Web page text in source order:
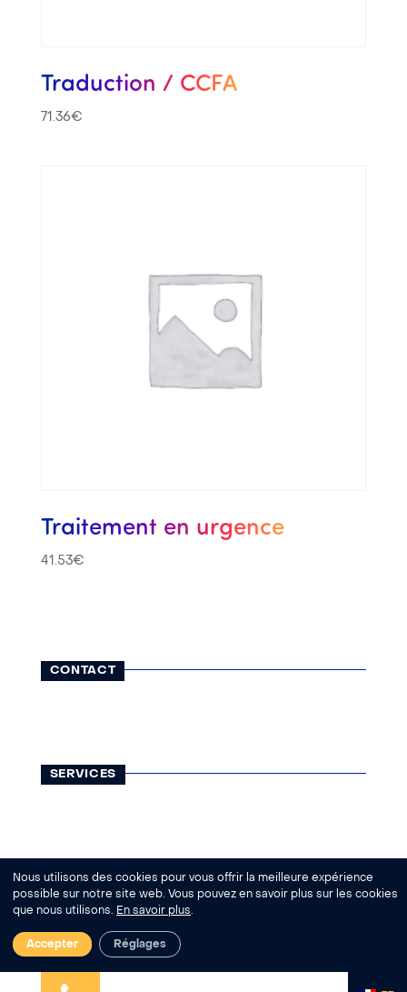
Traduction / CCFA
71.36€
Traitement en urgence
41.53€
CONTACT
SERVICES
Courses
INFORMATIONS
Qui sommes-nous ?
Aide - FAQ
Nous utilisons des cookies pour vous offrir la meilleure expérience
possible sur notre site web. Vous pouvez en savoir plus sur les cookies
que nous utilisons. En savoir plus.
Accepter Réglages